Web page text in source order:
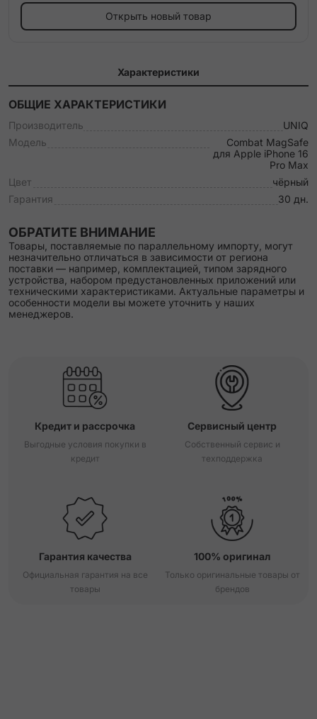
Открыть новый товар
Характеристики
ОБЩИЕ ХАРАКТЕРИСТИКИ
Производитель
UNIQ
Модель
Combat MagSafe
для Apple iPhone 16
Pro Max
Цвет
чёрный
Гарантия
30 дн.
ОБРАТИТЕ ВНИМАНИЕ
Товары, поставляемые по параллельному импорту, могут
незначительно отличаться в зависимости от региона
поставки — например, комплектацией, типом зарядного
устройства, набором предустановленных приложений или
техническими характеристиками. Актуальные параметры и
особенности модели вы можете уточнить у наших
менеджеров.
Кредит и рассрочка
Выгодные условия покупки в
кредит
Сервисный центр
Собственный сервис и
техподдержка
Гарантия качества
Официальная гарантия на все
товары
100% оригинал
Только оригинальные товары от
брендов